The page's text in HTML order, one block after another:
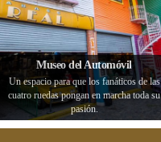
Museo del Automóvil
Un espacio para que los fanáticos de las
cuatro ruedas pongan en marcha toda su
pasión.